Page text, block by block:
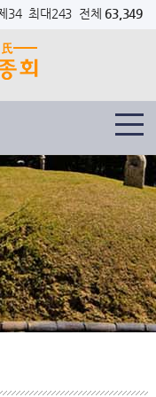
34 최대243 전체 63,349